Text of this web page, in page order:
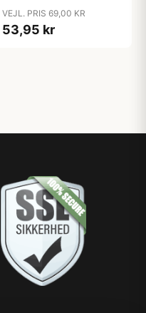
VEJL. PRIS 69,00 KR
53,95 kr